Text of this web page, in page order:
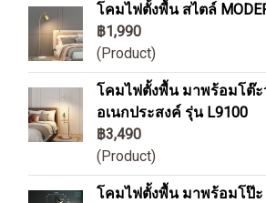
โคมไฟตั้งพื้น สไตล์
฿1,990
(Product)
โคมไฟตั้งพื้น มาพร้อมโต๊ะ
อเนกประสงค์ รุ่น L9100
฿3,490
(Product)
โคมไฟตั้งพื้น มาพร้อมโป๊ะ